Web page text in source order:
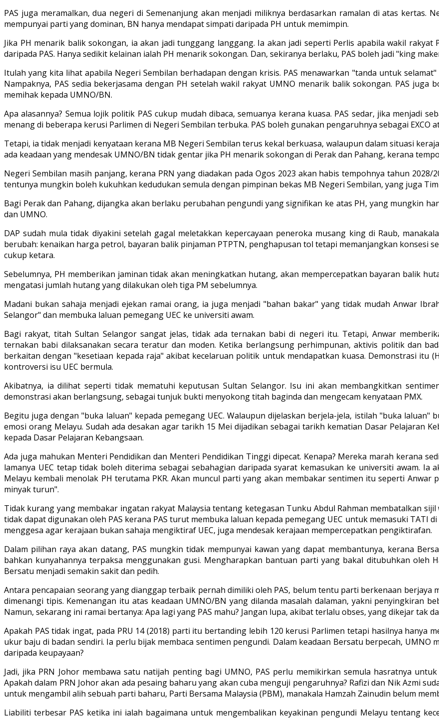
PAS juga meramalkan, dua negeri di Semenanjung akan menjadi miliknya berdasarkan ramalan di atas kertas.
mempunyai parti yang dominan, BN hanya mendapat simpati daripada PH untuk memimpin.
Jika PH menarik balik sokongan, ia akan jadi tunggang langgang. Ia akan jadi seperti Perlis apabila wakil
daripada PAS. Hanya sedikit kelainan ialah PH menarik sokongan. Dan, sekiranya berlaku, PAS boleh jadi "king
Itulah yang kita lihat apabila Negeri Sembilan berhadapan dengan krisis. PAS menawarkan "tanda untuk
Nampaknya, PAS sedia bekerjasama dengan PH setelah wakil rakyat UMNO menarik balik sokongan. PAS
memihak kepada UMNO/BN.
Apa alasannya? Semua lojik politik PAS cukup mudah dibaca, semuanya kerana kuasa. PAS sedar, jika menjadi
menang di beberapa kerusi Parlimen di Negeri Sembilan terbuka. PAS boleh gunakan pengaruhnya sebagai EXCO
Tetapi, ia tidak menjadi kenyataan kerana MB Negeri Sembilan terus kekal berkuasa, walaupun dalam situasi
ada keadaan yang mendesak UMNO/BN tidak gentar jika PH menarik sokongan di Perak dan Pahang, kerana
Negeri Sembilan masih panjang, kerana PRN yang diadakan pada Ogos 2023 akan habis tempohnya tahun
tentunya mungkin boleh kukuhkan kedudukan semula dengan pimpinan bekas MB Negeri Sembilan, yang juga
Bagi Perak dan Pahang, dijangka akan berlaku perubahan pengundi yang signifikan ke atas PH, yang mungkin
dan UMNO.
DAP sudah mula tidak diyakini setelah gagal meletakkan kepercayaan peneroka musang king di Raub,
berubah: kenaikan harga petrol, bayaran balik pinjaman PTPTN, penghapusan tol tetapi memanjangkan konsesi
cukup ketara.
Sebelumnya, PH memberikan jaminan tidak akan meningkatkan hutang, akan mempercepatkan bayaran balik
mengatasi jumlah hutang yang dilakukan oleh tiga PM sebelumnya.
Madani bukan sahaja menjadi ejekan ramai orang, ia juga menjadi "bahan bakar" yang tidak mudah Anwar
Selangor" dan membuka laluan pemegang UEC ke universiti awam.
Bagi rakyat, titah Sultan Selangor sangat jelas, tidak ada ternakan babi di negeri itu. Tetapi, Anwar
ternakan babi dilaksanakan secara teratur dan moden. Ketika berlangsung perhimpunan, aktivis politik dan
berkaitan dengan "kesetiaan kepada raja" akibat kecelaruan politik untuk mendapatkan kuasa. Demonstrasi itu
kontroversi isu UEC bermula.
Akibatnya, ia dilihat seperti tidak mematuhi keputusan Sultan Selangor. Isu ini akan membangkitkan
demonstrasi akan berlangsung, sebagai tunjuk bukti menyokong titah baginda dan mengecam kenyataan PMX.
Begitu juga dengan "buka laluan" kepada pemegang UEC. Walaupun dijelaskan berjela-jela, istilah "buka
emosi orang Melayu. Sudah ada desakan agar tarikh 15 Mei dijadikan sebagai tarikh kematian Dasar Pelajaran
kepada Dasar Pelajaran Kebangsaan.
Ada juga mahukan Menteri Pendidikan dan Menteri Pendidikan Tinggi dipecat. Kenapa? Mereka marah kerana
lamanya UEC tetap tidak boleh diterima sebagai sebahagian daripada syarat kemasukan ke universiti awam.
Melayu kembali menolak PH terutama PKR. Akan muncul parti yang akan membakar sentimen itu seperti
minyak turun".
Tidak kurang yang membakar ingatan rakyat Malaysia tentang ketegasan Tunku Abdul Rahman membatalkan
tidak dapat digunakan oleh PAS kerana PAS turut membuka laluan kepada pemegang UEC untuk memasuki TATI
menggesa agar kerajaan bukan sahaja mengiktiraf UEC, juga mendesak kerajaan mempercepatkan pengiktirafan.
Dalam pilihan raya akan datang, PAS mungkin tidak mempunyai kawan yang dapat membantunya, kerana
bahkan kunyahannya terpaksa menggunakan gusi. Mengharapkan bantuan parti yang bakal ditubuhkan oleh
Bersatu menjadi semakin sakit dan pedih.
Antara pencapaian seorang yang dianggap terbaik pernah dimiliki oleh PAS, belum tentu parti berkenaan berjaya
dimenangi tipis. Kemenangan itu atas keadaan UMNO/BN yang dilanda masalah dalaman, yakni penyingkiran
Namun, sekarang ini ramai bertanya: Apa lagi yang PAS mahu? Jangan lupa, akibat terlalu obses, yang dikejar tak
Apakah PAS tidak ingat, pada PRU 14 (2018) parti itu bertanding lebih 120 kerusi Parlimen tetapi hasilnya hanya
ukur baju di badan sendiri. Ia perlu bijak membaca sentimen pengundi. Dalam keadaan Bersatu berpecah,
daripada keupayaan?
Jadi, jika PRN Johor membawa satu natijah penting bagi UMNO, PAS perlu memikirkan semula hasratnya
Apakah dalam PRN Johor akan ada pesaing baharu yang akan cuba menguji pengaruhnya? Rafizi dan Nik Azmi
untuk mengambil alih sebuah parti baharu, Parti Bersama Malaysia (PBM), manakala Hamzah Zainudin belum
Liabiliti terbesar PAS ketika ini ialah bagaimana untuk mengembalikan keyakinan pengundi Melayu tentang